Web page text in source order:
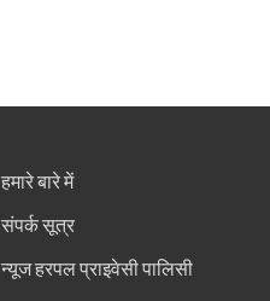
हमारे बारे में
संपर्क सूत्र
न्यूज हरपल प्राइवेसी पालिसी